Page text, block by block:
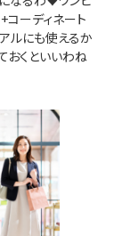
コーディネート
ルにも使えるか
おくといいわね